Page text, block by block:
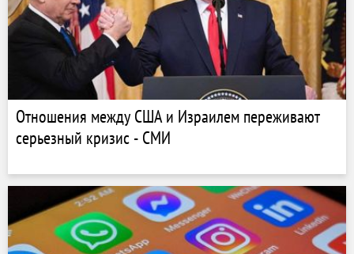
Отношения между США и Израилем переживают
серьезный кризис - СМИ